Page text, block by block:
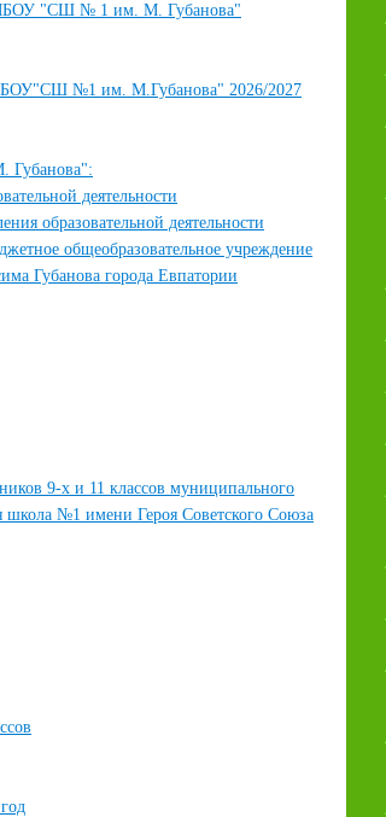
МБОУ "СШ № 1 им. М. Губанова"
МБОУ"СШ №1 им. М.Губанова" 2026/2027
деятельности
образовательной деятельности
общеобразовательное учреждение
Губанова города Евпатории
9-х и 11 классов муниципального
школа №1 имени Героя Советского Союза